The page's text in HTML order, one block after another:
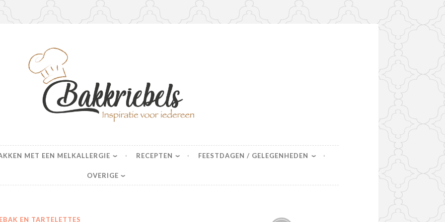
MET EEN MELKALLERGIE RECEPTEN FEESTDAGEN / GELEGENHEDEN
OVERIGE
EN TARTELETTES